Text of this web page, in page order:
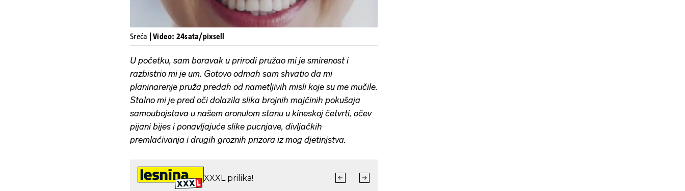
Sreća | Video: 24sata/pixsell
U početku, sam boravak u prirodi pružao mi je smirenost i
razbistrio mi je um. Gotovo odmah sam shvatio da mi
planinarenje pruža predah od nametljivih misli koje su me mučile.
Stalno mi je pred oči dolazila slika brojnih majčinih pokušaja
samoubojstava u našem oronulom stanu u kineskoj četvrti, očev
pijani bijes i ponavljajuće slike pucnjave, divljačkih
premlaćivanja i drugih groznih prizora iz mog djetinjstva.